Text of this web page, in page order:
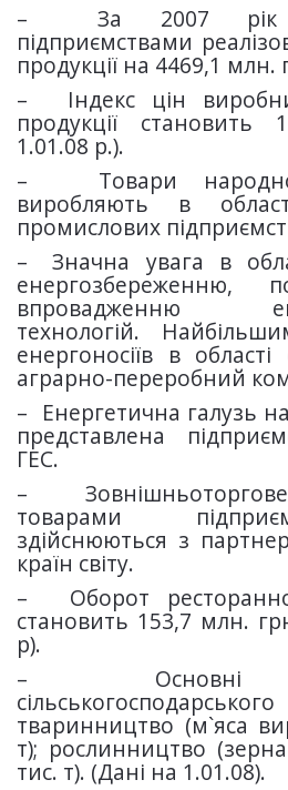
–
За 2007 рік
підприємствами
продукції на 4469,1 млн.
–
Індекс цін
продукції становить
1.01.08 р.).
–
Товари
виробляють в
промислових
–
Значна увага в
енергозбереженню,
впровадженню
технологій.
енергоносіїв в
аграрно-переробний
– Енергетична галузь
представлена
ГЕС.
–
товарами
здійснюються з
країн світу.
–
Оборот
становить 153,7 млн.
р).
–
тваринництво (м`яса
т); рослинництво
тис. т). (Дані на 1.01.08).